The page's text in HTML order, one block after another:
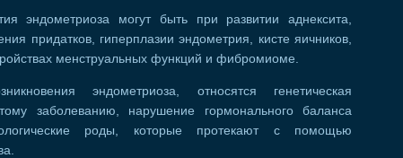
эндометриоза могут быть при развитии аднексита,
придатков, гиперплазии эндометрия, кисте яичников,
менструальных функций и фибромиоме.
эндометриоза, относятся генетическая
заболеванию, нарушение гормонального баланса
роды, которые протекают с помощью